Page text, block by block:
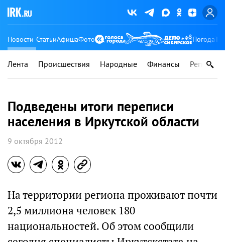
Новости СтатьиАфишаФото Погода
Лента Происшествия Народные Финансы Регионы
Подведены итоги переписи
населения в Иркутской области
9 октября 2012
На территории региона проживают почти
2,5 миллиона человек 180
национальностей. Об этом сообщили